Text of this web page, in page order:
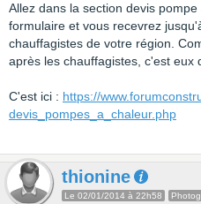
Allez dans la section devis
formulaire et vous recevrez
chauffagistes de votre région.
après les chauffagistes, c'est eux
C'est ici : https://
devis_pompes_a_chaleur.php
thionine
Le 02/01/2014 à 22h58